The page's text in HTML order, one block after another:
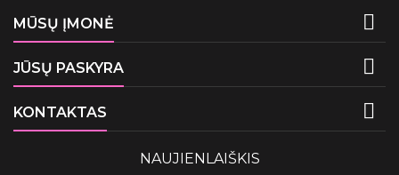
MŪSŲ ĮMONĖ 
JŪSŲ PASKYRA 
KONTAKTAS 
NAUJIENLAIŠKIS